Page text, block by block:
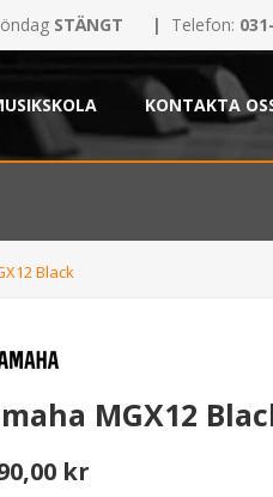
STÄNGT | Telefon:
KONTAKTA
Black
MGX12
kr